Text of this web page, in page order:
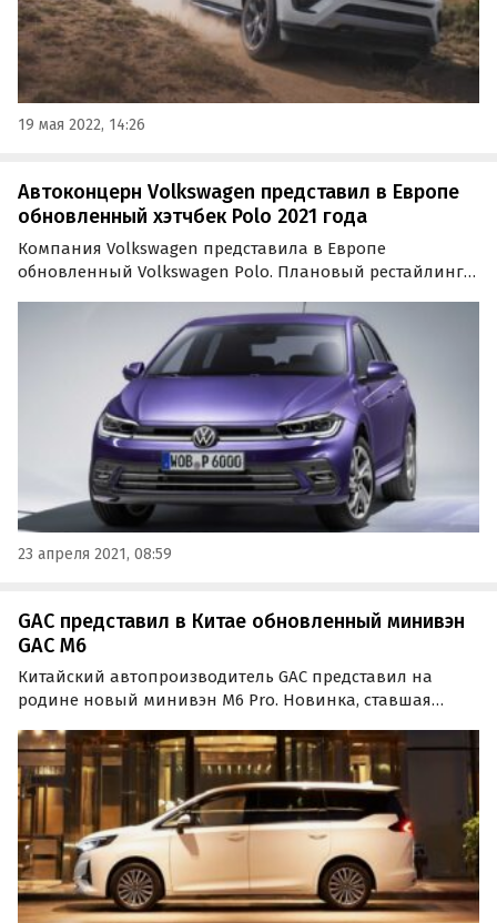
19 мая 2022, 14:26
Автоконцерн Volkswagen представил в Европе
обновленный хэтчбек Polo 2021 года
Компания Volkswagen представила в Европе
обновленный Volkswagen Polo. Плановый рестайлинг
также наделил его целым рядом премиальных опций, в
том числе шоссейным автопилотом, цифровой
«приборкой» и…
23 апреля 2021, 08:59
GAC представил в Китае обновленный минивэн
GAC M6
Китайский автопроизводитель GAC представил на
родине новый минивэн M6 Pro. Новинка, ставшая
него измененным дизайном «передка» и более
современным салоном.